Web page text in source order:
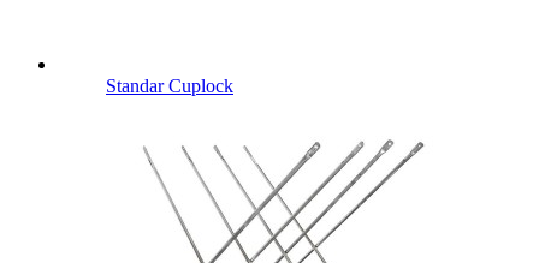
Standar Cuplock